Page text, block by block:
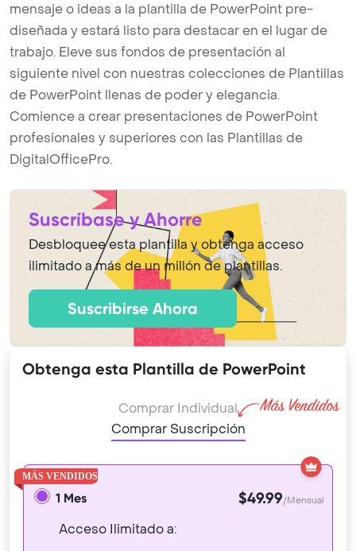
mensaje o ideas a la plantilla de PowerPoint pre-
diseñada y estará listo para destacar en el lugar de
trabajo. Eleve sus fondos de presentación al
siguiente nivel con nuestras colecciones de Plantillas
de PowerPoint llenas de poder y elegancia.
Comience a crear presentaciones de PowerPoint
profesionales y superiores con las Plantillas de
DigitalOfficePro.
Suscríbase y Ahorre
Desbloquee esta plantilla y obtenga acceso
ilimitado a más de un millón de plantillas.
Suscribirse Ahora
Obtenga esta Plantilla de PowerPoint
Comprar Individual
Comprar Suscripción
1 Mes $49.99/Mensual
Acceso Ilimitado a: